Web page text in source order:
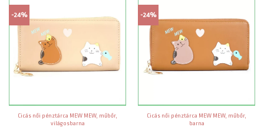
-24%
Cicás női pénztárca MEW MEW, műbőr,
világosbarna
-24%
Cicás női pénztárca MEW MEW, műbőr,
barna